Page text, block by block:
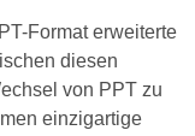
Format erweiterte
diesen
von PPT zu
einzigartige